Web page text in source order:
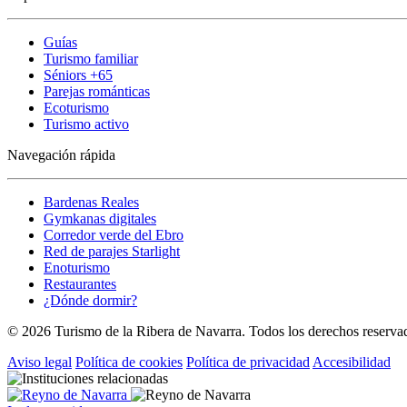
Guías
Turismo familiar
Séniors +65
Parejas románticas
Ecoturismo
Turismo activo
Navegación rápida
Bardenas Reales
Gymkanas digitales
Corredor verde del Ebro
Red de parajes Starlight
Enoturismo
Restaurantes
¿Dónde dormir?
© 2026 Turismo de la Ribera de Navarra. Todos los derechos
Aviso legal Política de cookies Política de privacidad Accesibilidad